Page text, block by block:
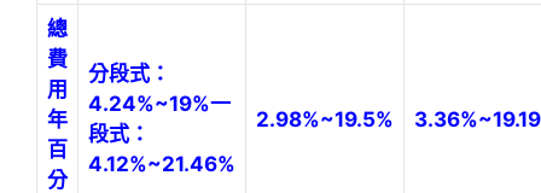
總
費
用
年
百
分
分段式：
4.24%~19%一
段式：
4.12%~21.46%
2.98%~19.5%